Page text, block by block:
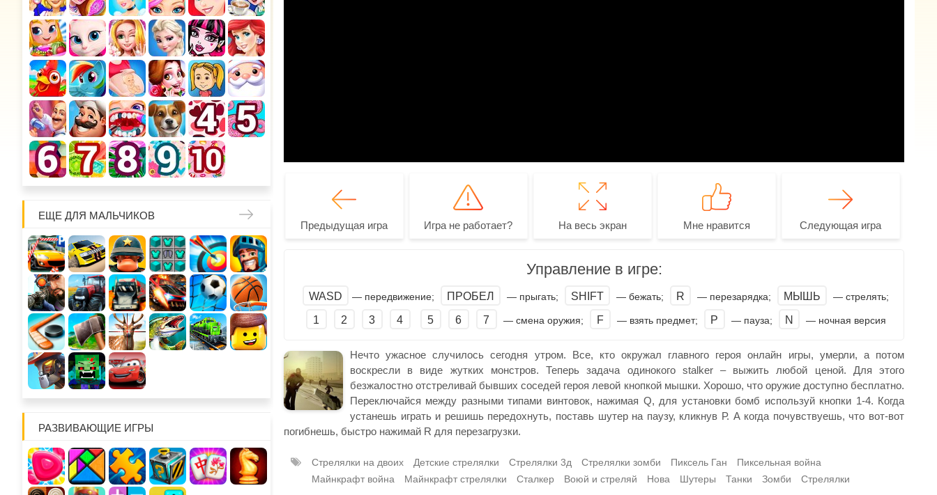
ЕЩЕ ДЛЯ МАЛЬЧИКОВ
РАЗВИВАЮЩИЕ ИГРЫ
Предыдущая игра Игра не работает? На весь экран Мне нравится Следующая игра
Управление в игре:
WASD — передвижение; ПРОБЕЛ — прыгать; SHIFT — бежать; R — перезарядка; МЫШЬ — стрелять;
1 2 3 4 5 6 7 — смена оружия; F — взять предмет; P — пауза; N — ночная версия
Нечто ужасное случилось сегодня утром. Все, кто окружал главного героя онлайн игры, умерли, а потом
воскресли в виде жутких монстров. Теперь задача одинокого stalker – выжить любой ценой. Для этого
безжалостно отстреливай бывших соседей героя левой кнопкой мышки. Хорошо, что оружие доступно бесплатно.
Переключайся между разными типами винтовок, нажимая Q, для установки бомб используй кнопки 1-4. Когда
устанешь играть и решишь передохнуть, поставь шутер на паузу, кликнув Р. А когда почувствуешь, что вот-вот
погибнешь, быстро нажимай R для перезагрузки.
Стрелялки на двоих Детские стрелялки Стрелялки 3д Стрелялки зомби Пиксель Ган
Пиксельная война
Майнкрафт война
Майнкрафт стрелялки Сталкер Воюй и стреляй Нова Шутеры Танки Зомби Стрелялки